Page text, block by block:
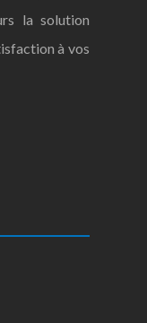
la solution
à vos